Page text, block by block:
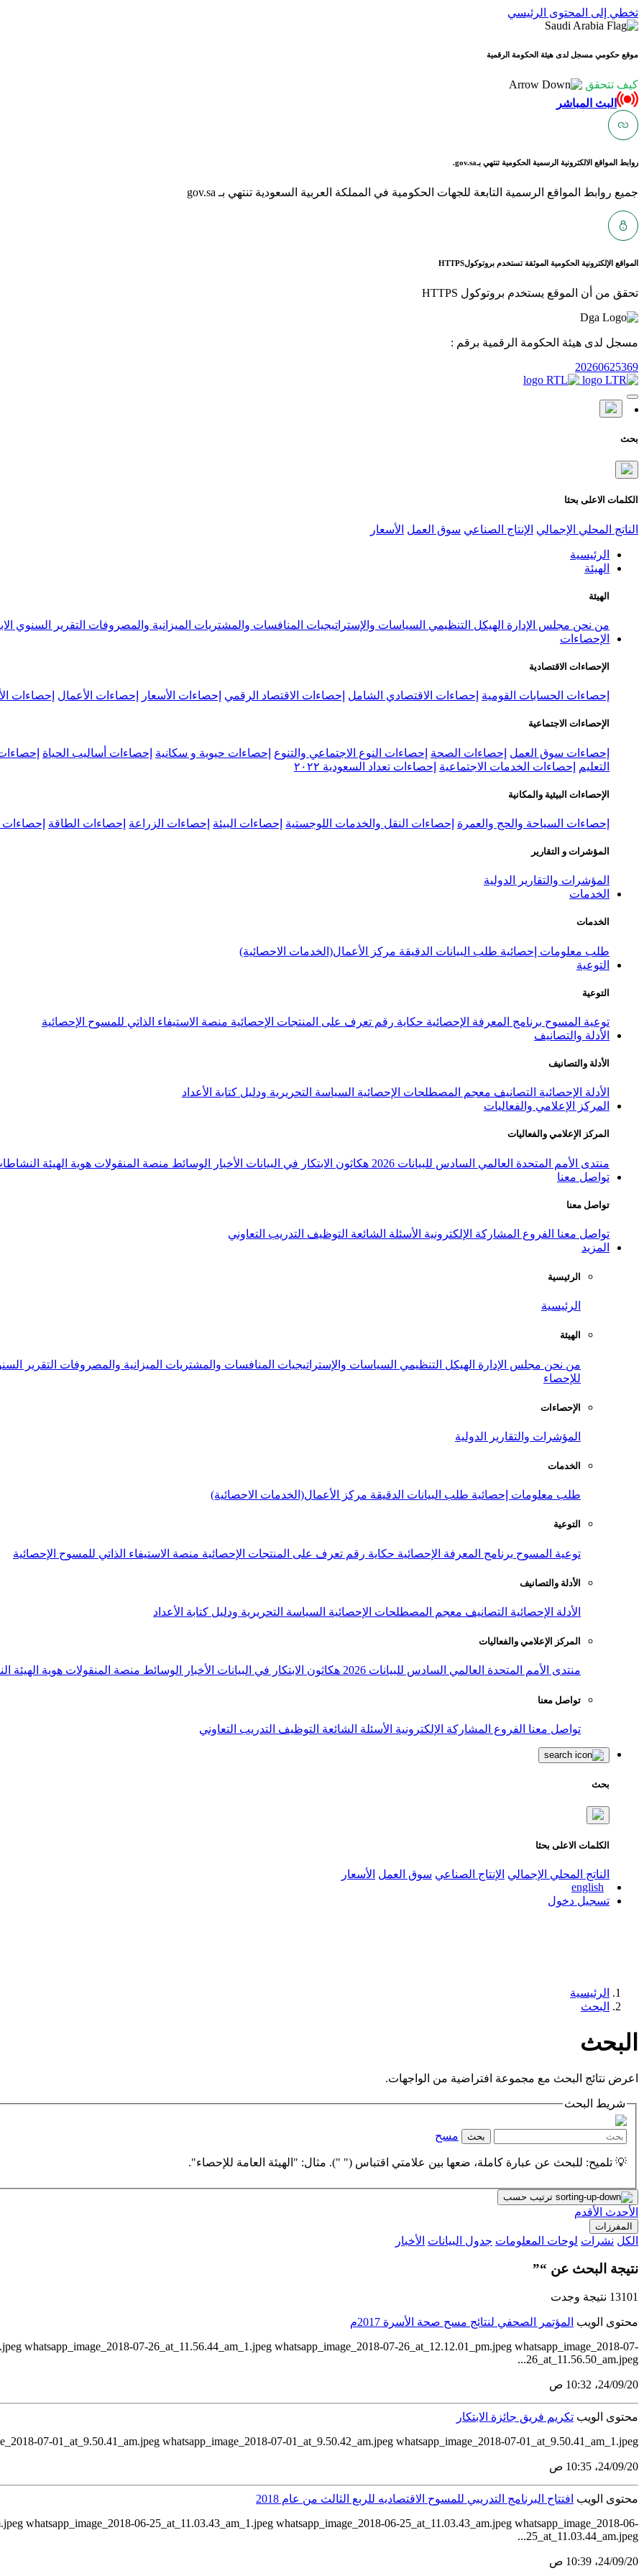
تخطي إلى المحتوى الرئيسي
موقع حكومي مسجل لدى هيئة الحكومة الرقمية
كيف تتحقق
البث المباشر
روابط المواقع الالكترونية الرسمية الحكومية تنتهي بـgov.sa.
جميع روابط المواقع الرسمية التابعة للجهات الحكومية في المملكة العربية السعودية تنتهي بـ gov.sa
المواقع الإلكترونية الحكومية الموثقة تستخدم بروتوكولHTTPS
تحقق من أن الموقع يستخدم بروتوكول HTTPS
مسجل لدى هيئة الحكومة الرقمية برقم :
20260625369
بحث
الكلمات الاعلى بحثا
الناتج المحلي الإجمالي الإنتاج الصناعي سوق العمل الأسعار
الرئيسية
الهيئة
الهيئة
من نحن مجلس الإدارة الهيكل التنظيمي السياسات والإستراتيجيات المنافسات والمشتريات الميزانية والمصروفات التقرير السنوي
الإحصاءات
الإحصاءات الاقتصادية
إحصاءات الحسابات القومية إحصاءات الاقتصادي الشامل إحصاءات الاقتصاد الرقمي إحصاءات الأسعار إحصاءات الأعمال إحصاءات
الإحصاءات الاجتماعية
إحصاءات سوق العمل إحصاءات الصحة إحصاءات النوع الاجتماعي والتنوع إحصاءات حيوية و سكانية إحصاءات أساليب الحياة
التعليم
إحصاءات الخدمات الاجتماعية إحصاءات تعداد السعودية ٢٠٢٢
الإحصاءات البيئية والمكانية
إحصاءات السياحة والحج والعمرة إحصاءات النقل والخدمات اللوجستية إحصاءات البيئة إحصاءات الزراعة إحصاءات الطاقة إحصاءات
المؤشرات و التقارير
المؤشرات والتقارير الدولية
الخدمات
الخدمات
طلب معلومات إحصائية طلب البيانات الدقيقة مركز الأعمال(الخدمات الاحصائية)
التوعية
التوعية
توعية المسوح برنامج المعرفة الإحصائية حكاية رقم تعرف على المنتجات الإحصائية منصة الاستيفاء الذاتي للمسوح الإحصائية
الأدلة والتصانيف
الأدلة والتصانيف
الأدلة الإحصائية التصانيف معجم المصطلحات الإحصائية السياسة التحريرية ودليل كتابة الأعداد
المركز الإعلامي والفعاليات
المركز الإعلامي والفعاليات
منتدى الأمم المتحدة العالمي السادس للبيانات 2026 هكاثون الابتكار في البيانات الأخبار الوسائط منصة المنقولات هوية الهيئة
تواصل معنا
تواصل معنا
تواصل معنا الفروع المشاركة الإلكترونية الأسئلة الشائعة التوظيف التدريب التعاوني
المزيد
الرئيسية
الرئيسية
الهيئة
من نحن مجلس الإدارة الهيكل التنظيمي السياسات والإستراتيجيات المنافسات والمشتريات الميزانية والمصروفات التقرير
للإحصاء
الإحصاءات
المؤشرات والتقارير الدولية
الخدمات
طلب معلومات إحصائية طلب البيانات الدقيقة مركز الأعمال(الخدمات الاحصائية)
التوعية
توعية المسوح برنامج المعرفة الإحصائية حكاية رقم تعرف على المنتجات الإحصائية منصة الاستيفاء الذاتي للمسوح الإحصائية
الأدلة والتصانيف
الأدلة الإحصائية التصانيف معجم المصطلحات الإحصائية السياسة التحريرية ودليل كتابة الأعداد
المركز الإعلامي والفعاليات
منتدى الأمم المتحدة العالمي السادس للبيانات 2026 هكاثون الابتكار في البيانات الأخبار الوسائط منصة المنقولات هوية الهيئة
تواصل معنا
تواصل معنا الفروع المشاركة الإلكترونية الأسئلة الشائعة التوظيف التدريب التعاوني
بحث
الكلمات الاعلى بحثا
الناتج المحلي الإجمالي الإنتاج الصناعي سوق العمل الأسعار
english
تسجيل دخول
الرئيسية
البحث
البحث
اعرض نتائج البحث مع مجموعة افتراضية من الواجهات.
شريط البحث
بحث مسح
💡 تلميح: للبحث عن عبارة كاملة، ضعها بين علامتي اقتباس (" "). مثال: "الهيئة العامة للإحصاء".
ترتيب حسب
الأحدث الأقدم
المفرزات
الكل نشرات لوحات المعلومات جدول البيانات الأخبار
نتيجة البحث عن “”
13101 نتيجة وجدت
محتوى الويب المؤتمر الصحفي لنتائج مسح صحة الأسرة 2017م
whatsapp_image_2018-07-26_at_11.56.44_am_1.jpeg whatsapp_image_2018-07-26_at_12.12.01_pm.jpeg whatsapp_image_2018-07-
26_at_11.56.50_am.jpeg...
20‏/09‏/24، 10:32 ص
محتوى الويب تكريم فريق جائزة الابتكار
07-01_at_9.50.41_am.jpeg whatsapp_image_2018-07-01_at_9.50.42_am.jpeg whatsapp_image_2018-07-01_at_9.50.41_am_1.jpeg...
20‏/09‏/24، 10:35 ص
محتوى الويب افتتاح البرنامج التدريبي للمسوح الاقتصاديه للربع الثالث من عام 2018
whatsapp_image_2018-06-25_at_11.03.43_am_1.jpeg whatsapp_image_2018-06-25_at_11.03.43_am.jpeg whatsapp_image_2018-06-
25_at_11.03.44_am.jpeg...
20‏/09‏/24، 10:39 ص